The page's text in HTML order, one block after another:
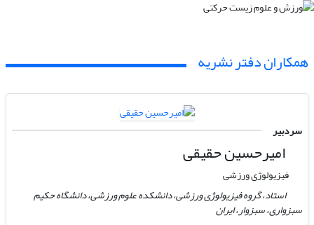
همکاران دفتر نشریه
سردبیر
امیرحسین حقیقی
فیزیولوژی ورزشی
استاد، گروه فیزیولوژی ورزشی، دانشکده علوم ورزشی، دانشگاه حکیم
سبزواری، سبزوار، ایران